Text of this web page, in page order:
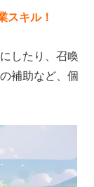
スキル！
したり、召喚
補助など、個